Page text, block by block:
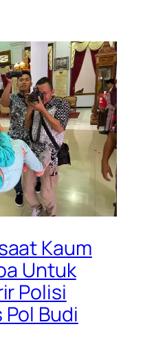
Kaum
Untuk
Polisi
Budi